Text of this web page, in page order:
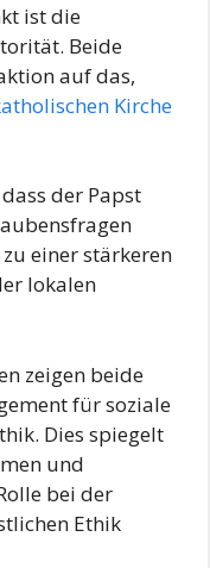
ist die
Beide
auf das,
Kirche
der Papst
einer stärkeren
lokalen
zeigen beide
für soziale
Dies spiegelt
und
bei der
Ethik